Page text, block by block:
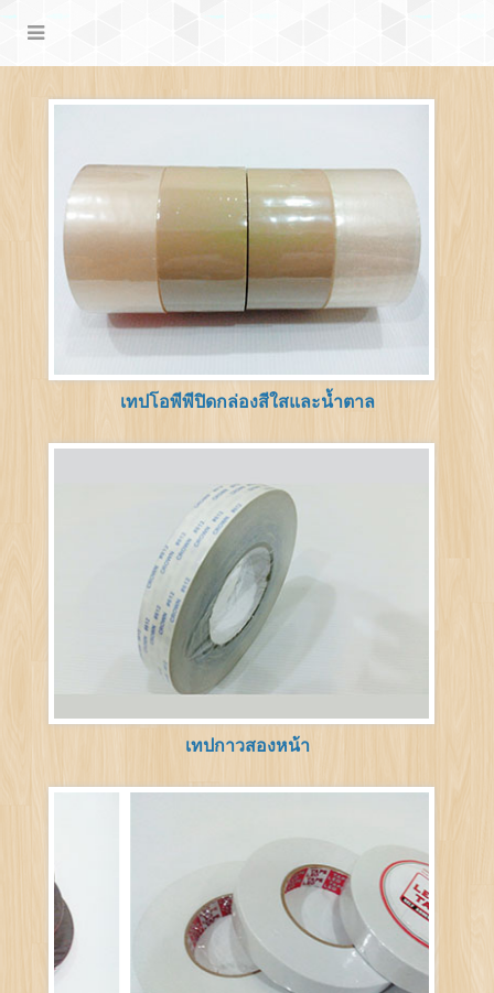
เทปโอพีพีปิดกล่องสีใสและน้ำตาล
เทปกาวสองหน้า